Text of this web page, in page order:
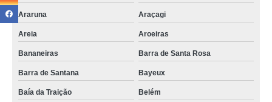
onde tem sala para atendimento para alugar Pedras de Fogo
sala de atendimento para locação preço Paulista
empresa de aluguel de sala para atendimento psicologico Sousa
sala para atendimento para locação Dona Inês
serviço de locação de salas para atendimento Areia
Araruna Araçagi
Areia Aroeiras
Bananeiras Barra de Santa Rosa
Barra de Santana Bayeux
Baía da Traição Belém